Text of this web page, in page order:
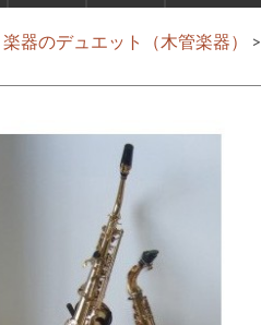
楽器のデュエット（木管楽器） >